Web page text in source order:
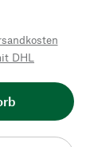
DHL